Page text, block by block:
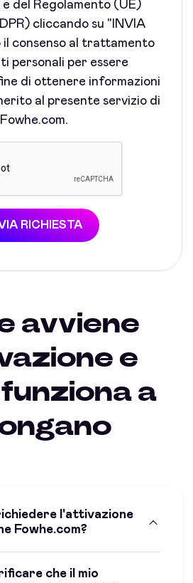
e del Regolamento (UE)
cliccando su "INVIA
il consenso al trattamento
personali per essere
di ottenere informazioni
al presente servizio di
Fowhe.com.
RICHIESTA
avviene
e
a
l'attivazione
Fowhe.com?
che il mio